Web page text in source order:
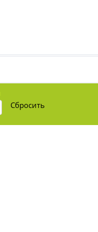
Сбросить